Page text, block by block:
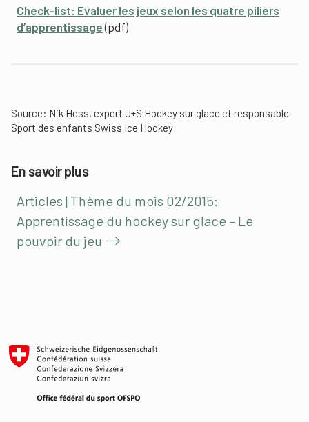
Check-list: Evaluer les jeux selon les quatre piliers
d’apprentissage(pdf)
Source: Nik Hess, expert J+S Hockey sur glace et responsable
Sport des enfants Swiss Ice Hockey
En savoir plus
Articles | Thème du mois 02/2015:
Apprentissage du hockey sur glace – Le
pouvoir du jeu